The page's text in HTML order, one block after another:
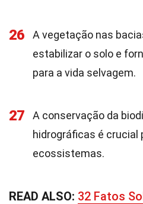
26
A vegetação nas
estabilizar o solo e
para a vida selvagem.
27
A conservação da
hidrográficas é crucial
ecossistemas.
READ ALSO: 32 Fatos